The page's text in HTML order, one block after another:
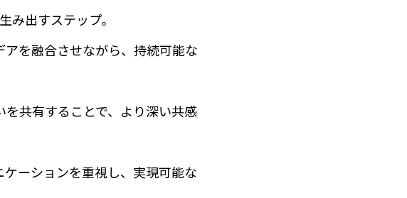
み出すステップ。
を融合させながら、持続可能な
共有することで、より深い共感
ーションを重視し、実現可能な